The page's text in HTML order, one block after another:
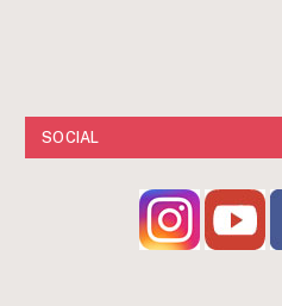
SOCIAL